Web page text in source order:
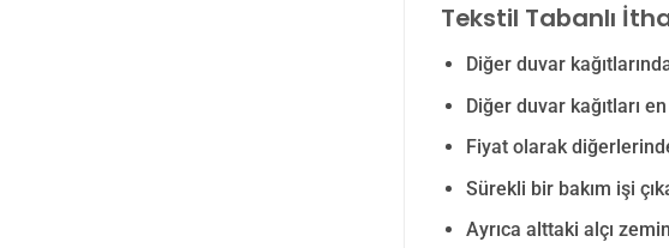
Tekstil Tabanlı
Diğer duvar
Diğer duvar kağıtları
Fiyat olarak
Sürekli bir bakım işi
Ayrıca alttaki alçı